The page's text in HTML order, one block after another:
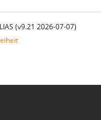
(v9.21 2026-07-07)